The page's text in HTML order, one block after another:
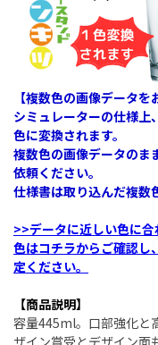
【複数色の画像データを
シミュレーターの仕様上
色に変換されます。
複数色の画像データのま
依頼ください。
仕様書は取り込んだ複数
>>データに近しい色に
色はコチラからご確認し
定ください。
【商品説明】
容量445ml。口部強化と
ザイン賞受とデザイン面